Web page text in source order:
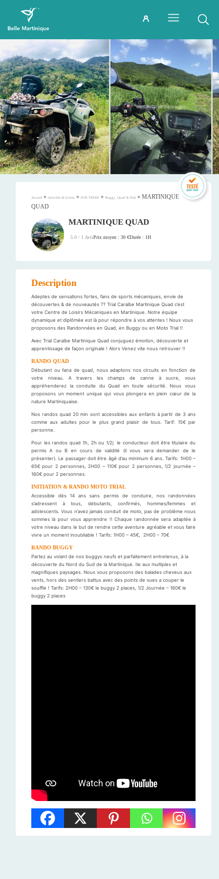
Accueil » Activités & Loisirs » SUR TERRE » Buggy, Quad & Trial » MARTINIQUE
QUAD
MARTINIQUE QUAD
5.0 / 1 AvisPrix moyen : 30 €Durée : 1H
Description
Adeptes de sensations fortes, fans de sports mécaniques, envie de
découvertes & de nouveautés ?? Trial Caraïbe Martinique Quad c’est
votre Centre de Loisirs Mécaniques en Martinique. Notre équipe
dynamique et diplômée est là pour répondre à vos attentes ! Nous vous
proposons des Randonnées en Quad, en Buggy ou en Moto Trial !!
Avec Trial Caraïbe Martinique Quad conjuguez émotion, découverte et
apprentissage de façon originale ! Alors Venez vite nous retrouver !!
RANDO QUAD
Débutant ou fana de quad, nous adaptons nos circuits en fonction de
votre niveau. A travers les champs de canne à sucre, vous
appréhenderez la conduite du Quad en toute sécurité. Nous vous
proposons un moment unique qui vous plongera en plein cœur de la
nature Martiniquaise.
Nos randos quad 20 min sont accessibles aux enfants à partir de 3 ans
comme aux adultes pour le plus grand plaisir de tous. Tarif: 15€ par
personne.
Pour les randos quad 1h, 2h ou 1/2j le conducteur doit être titulaire du
permis A ou B en cours de validité (il vous sera demander de le
présenter). Le passager doit être âgé d’au minimum 6 ans. Tarifs: 1H00 –
65€ pour 2 personnes, 2H00 – 110€ pour 2 personnes, 1/2 journée –
160€ pour 2 personnes.
INITIATION & RANDO MOTO TRIAL
Accessible dès 14 ans sans permis de conduire, nos randonnées
s’adressent à tous, débutants, confirmés, hommes/femmes et
adolescents. Vous n’avez jamais conduit de moto, pas de problème nous
sommes là pour vous apprendre !! Chaque randonnée sera adaptée à
votre niveau dans le but de rendre cette aventure agréable et vous faire
vivre un moment inoubliable ! Tarifs: 1H00 – 45€, 2H00 – 70€
RANDO BUGGY
Partez au volant de nos buggys neufs et parfaitement entretenus, à la
découverte du Nord du Sud de la Martinique. Ile aux multiples et
magnifiques paysages. Nous vous proposons des balades cheveux aux
vents, hors des sentiers battus avec des points de vues a couper le
souffle ! Tarifs: 2H00 – 130€ le buggy 2 places, 1/2 Journée – 160€ le
buggy 2 places